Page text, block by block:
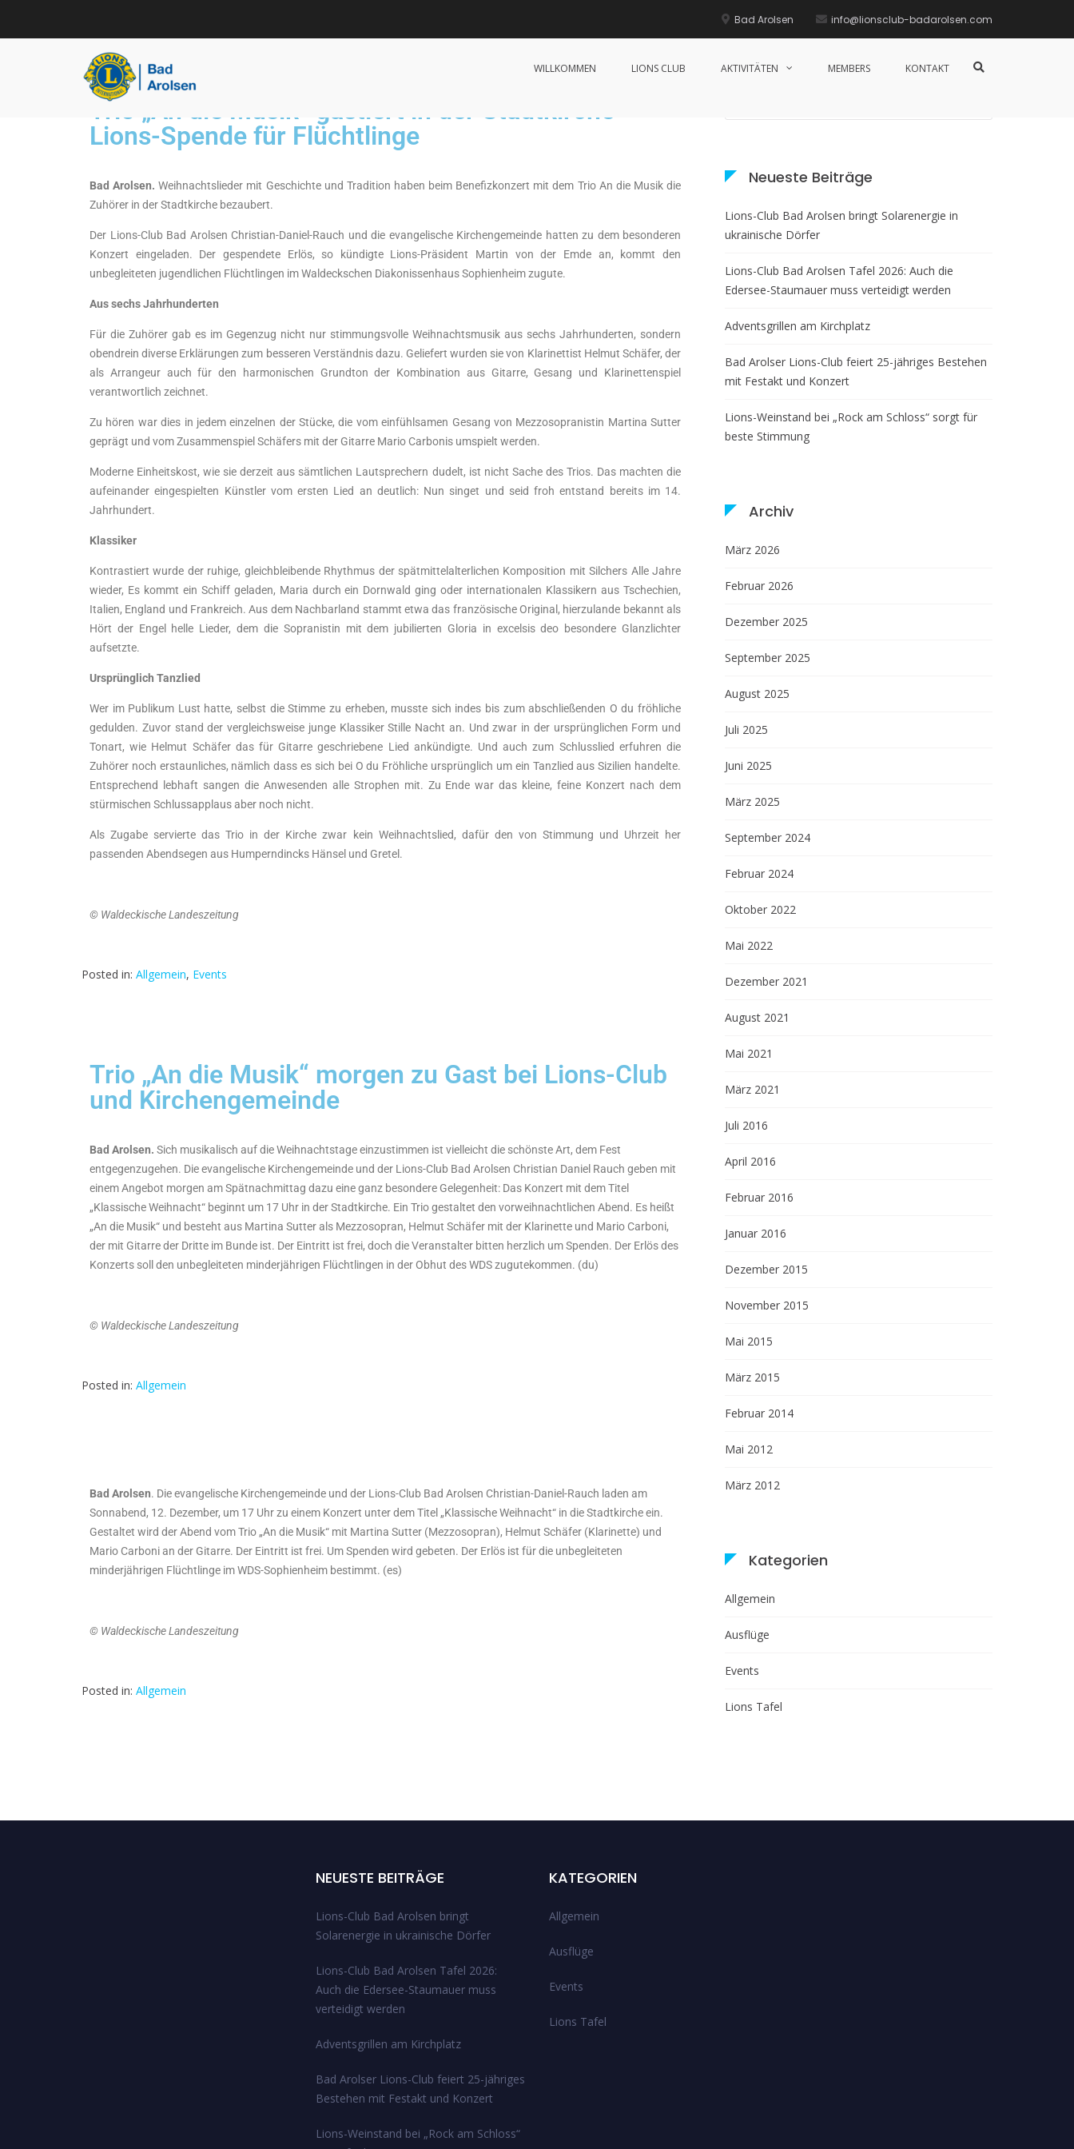
Bad Arolsen info@lionsclub-badarolsen.com
WILLKOMMEN LIONS CLUB AKTIVITÄTEN MEMBERS KONTAKT
Trio „An die Musik“ gastiert in der Stadtkirche –
Lions-Spende für Flüchtlinge
Bad Arolsen. Weihnachtslieder mit Geschichte und Tradition haben beim Benefizkonzert mit dem Trio An die Musik die
Zuhörer in der Stadtkirche bezaubert.
Der Lions-Club Bad Arolsen Christian-Daniel-Rauch und die evangelische Kirchengemeinde hatten zu dem besonderen
Konzert eingeladen. Der gespendete Erlös, so kündigte Lions-Präsident Martin von der Emde an, kommt den
unbegleiteten jugendlichen Flüchtlingen im Waldeckschen Diakonissenhaus Sophienheim zugute.
Aus sechs Jahrhunderten
Für die Zuhörer gab es im Gegenzug nicht nur stimmungsvolle Weihnachtsmusik aus sechs Jahrhunderten, sondern
obendrein diverse Erklärungen zum besseren Verständnis dazu. Geliefert wurden sie von Klarinettist Helmut Schäfer, der
als Arrangeur auch für den harmonischen Grundton der Kombination aus Gitarre, Gesang und Klarinettenspiel
verantwortlich zeichnet.
Zu hören war dies in jedem einzelnen der Stücke, die vom einfühlsamen Gesang von Mezzosopranistin Martina Sutter
geprägt und vom Zusammenspiel Schäfers mit der Gitarre Mario Carbonis umspielt werden.
Moderne Einheitskost, wie sie derzeit aus sämtlichen Lautsprechern dudelt, ist nicht Sache des Trios. Das machten die
aufeinander eingespielten Künstler vom ersten Lied an deutlich: Nun singet und seid froh entstand bereits im 14.
Jahrhundert.
Klassiker
Kontrastiert wurde der ruhige, gleichbleibende Rhythmus der spätmittelalterlichen Komposition mit Silchers Alle Jahre
wieder, Es kommt ein Schiff geladen, Maria durch ein Dornwald ging oder internationalen Klassikern aus Tschechien,
Italien, England und Frankreich. Aus dem Nachbarland stammt etwa das französische Original, hierzulande bekannt als
Hört der Engel helle Lieder, dem die Sopranistin mit dem jubilierten Gloria in excelsis deo besondere Glanzlichter
aufsetzte.
Ursprünglich Tanzlied
Wer im Publikum Lust hatte, selbst die Stimme zu erheben, musste sich indes bis zum abschließenden O du fröhliche
gedulden. Zuvor stand der vergleichsweise junge Klassiker Stille Nacht an. Und zwar in der ursprünglichen Form und
Tonart, wie Helmut Schäfer das für Gitarre geschriebene Lied ankündigte. Und auch zum Schlusslied erfuhren die
Zuhörer noch erstaunliches, nämlich dass es sich bei O du Fröhliche ursprünglich um ein Tanzlied aus Sizilien handelte.
Entsprechend lebhaft sangen die Anwesenden alle Strophen mit. Zu Ende war das kleine, feine Konzert nach dem
stürmischen Schlussapplaus aber noch nicht.
Als Zugabe servierte das Trio in der Kirche zwar kein Weihnachtslied, dafür den von Stimmung und Uhrzeit her
passenden Abendsegen aus Humperndincks Hänsel und Gretel.
© Waldeckische Landeszeitung
Posted in: Allgemein, Events
Trio „An die Musik“ morgen zu Gast bei Lions-Club
und Kirchengemeinde
Bad Arolsen. Sich musikalisch auf die Weihnachtstage einzustimmen ist vielleicht die schönste Art, dem Fest
entgegenzugehen. Die evangelische Kirchengemeinde und der Lions-Club Bad Arolsen Christian Daniel Rauch geben mit
einem Angebot morgen am Spätnachmittag dazu eine ganz besondere Gelegenheit: Das Konzert mit dem Titel
„Klassische Weihnacht“ beginnt um 17 Uhr in der Stadtkirche. Ein Trio gestaltet den vorweihnachtlichen Abend. Es heißt
„An die Musik“ und besteht aus Martina Sutter als Mezzosopran, Helmut Schäfer mit der Klarinette und Mario Carboni,
der mit Gitarre der Dritte im Bunde ist. Der Eintritt ist frei, doch die Veranstalter bitten herzlich um Spenden. Der Erlös des
Konzerts soll den unbegleiteten minderjährigen Flüchtlingen in der Obhut des WDS zugutekommen. (du)
© Waldeckische Landeszeitung
Posted in: Allgemein
Bad Arolsen. Die evangelische Kirchengemeinde und der Lions-Club Bad Arolsen Christian-Daniel-Rauch laden am
Sonnabend, 12. Dezember, um 17 Uhr zu einem Konzert unter dem Titel „Klassische Weihnacht“ in die Stadtkirche ein.
Gestaltet wird der Abend vom Trio „An die Musik“ mit Martina Sutter (Mezzosopran), Helmut Schäfer (Klarinette) und
Mario Carboni an der Gitarre. Der Eintritt ist frei. Um Spenden wird gebeten. Der Erlös ist für die unbegleiteten
minderjährigen Flüchtlinge im WDS-Sophienheim bestimmt. (es)
© Waldeckische Landeszeitung
Posted in: Allgemein
Neueste Beiträge
Lions-Club Bad Arolsen bringt Solarenergie in
ukrainische Dörfer
Lions-Club Bad Arolsen Tafel 2026: Auch die
Edersee-Staumauer muss verteidigt werden
Adventsgrillen am Kirchplatz
Bad Arolser Lions-Club feiert 25-jähriges Bestehen
mit Festakt und Konzert
Lions-Weinstand bei „Rock am Schloss“ sorgt für
beste Stimmung
Archiv
März 2026
Februar 2026
Dezember 2025
September 2025
August 2025
Juli 2025
Juni 2025
März 2025
September 2024
Februar 2024
Oktober 2022
Mai 2022
Dezember 2021
August 2021
Mai 2021
März 2021
Juli 2016
April 2016
Februar 2016
Januar 2016
Dezember 2015
November 2015
Mai 2015
März 2015
Februar 2014
Mai 2012
März 2012
Kategorien
Allgemein
Ausflüge
Events
Lions Tafel
NEUESTE BEITRÄGE
Lions-Club Bad Arolsen bringt
Solarenergie in ukrainische Dörfer
Lions-Club Bad Arolsen Tafel 2026:
Auch die Edersee-Staumauer muss
verteidigt werden
Adventsgrillen am Kirchplatz
Bad Arolser Lions-Club feiert 25-jähriges
Bestehen mit Festakt und Konzert
Lions-Weinstand bei „Rock am Schloss“
KATEGORIEN
Allgemein
Ausflüge
Events
Lions Tafel